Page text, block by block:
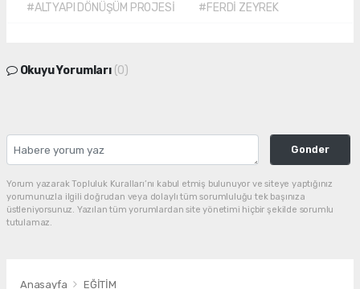
#ALTYAPI DÖNÜŞÜM PROJESİ
#FERDİ ZEYREK
Okuyu Yorumları (0)
Gonder
Yorum yazarak Topluluk Kuralları’nı kabul etmiş bulunuyor ve siteye yaptığınız
yorumunuzla ilgili doğrudan veya dolaylı tüm sorumluluğu tek başınıza
üstleniyorsunuz. Yazılan tüm yorumlardan site yönetimi hiçbir şekilde sorumlu
tutulamaz.
Anasayfa EĞİTİM